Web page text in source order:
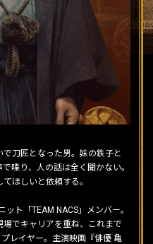
刀匠となった男。妹の鉄子と
喋り、人の話は全く聞かない。
ほしいと依頼する。
ト「TEAM NACS」メンバー。
でキャリアを重ね、これまで
レイヤー。主演映画『俳優 亀